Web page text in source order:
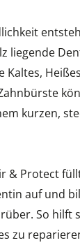
liegende
Kaltes,
kurzen,
& Protect
auf und
So hilft
zu